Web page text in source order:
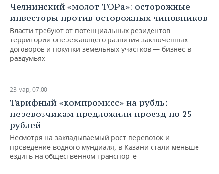
Челнинский «молот ТОРа»: осторожные
инвесторы против осторожных чиновников
Власти требуют от потенциальных резидентов
территории опережающего развития заключенных
договоров и покупки земельных участков — бизнес в
раздумьях
23 мар, 07:00
Тарифный «компромисс» на рубль:
перевозчикам предложили проезд по 25
рублей
Несмотря на закладываемый рост перевозок и
проведение водного мундиаля, в Казани стали меньше
ездить на общественном транспорте